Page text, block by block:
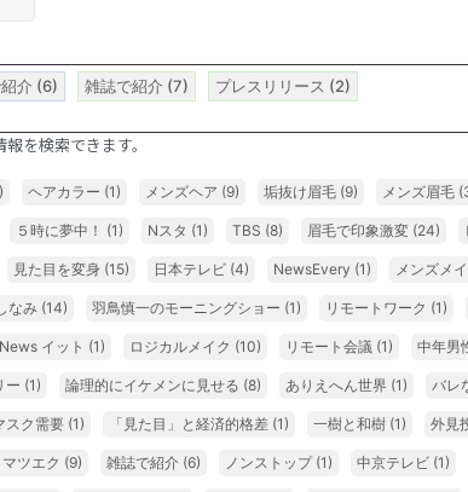
介 (6) 雑誌で紹介 (7) プレスリリース (2)
を検索できます。
ヘアカラー (1) メンズヘア (9) 垢抜け眉毛 (9) メンズ眉毛
５時に夢中！ (1) Nスタ (1) TBS (8) 眉毛で印象激変 (24)
見た目を変身 (15) 日本テレビ (4) NewsEvery (1) メンズメ
なみ (14) 羽鳥慎一のモーニングショー (1) リモートワーク (1)
イット (1) ロジカルメイク (10) リモート会議 (1) 中年男
ー (1) 論理的にイケメンに見せる (8) ありえへん世界 (1) バレ
スク需要 (1) 「見た目」と経済的格差 (1) 一樹と和樹 (1) 外見
ツエク (9) 雑誌で紹介 (6) ノンストップ (1) 中京テレビ (1)